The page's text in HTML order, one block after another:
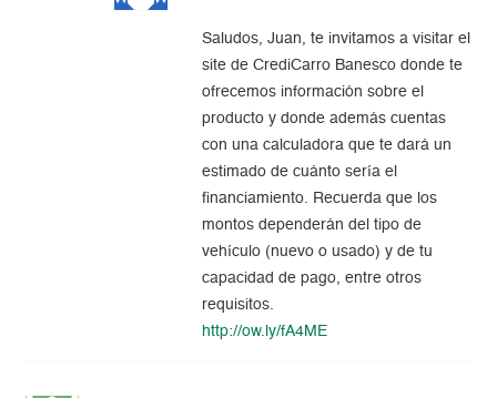
Saludos, Juan, te invitamos a visitar el
site de CrediCarro Banesco donde te
ofrecemos información sobre el
producto y donde además cuentas
con una calculadora que te dará un
estimado de cuánto sería el
financiamiento. Recuerda que los
montos dependerán del tipo de
vehículo (nuevo o usado) y de tu
capacidad de pago, entre otros
requisitos.
http://ow.ly/fA4ME